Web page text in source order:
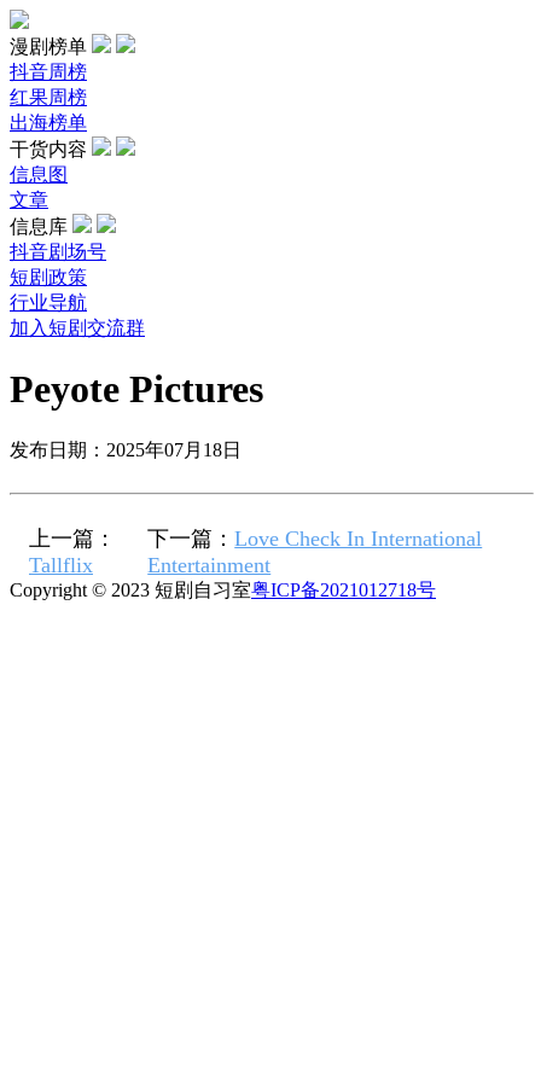
漫剧榜单
抖音周榜
红果周榜
出海榜单
干货内容
信息图
文章
信息库
抖音剧场号
短剧政策
行业导航
加入短剧交流群
Peyote Pictures
发布日期：2025年07月18日
上一篇：
Tallflix
下一篇：Love Check In International
Entertainment
Copyright © 2023 短剧自习室粤ICP备2021012718号